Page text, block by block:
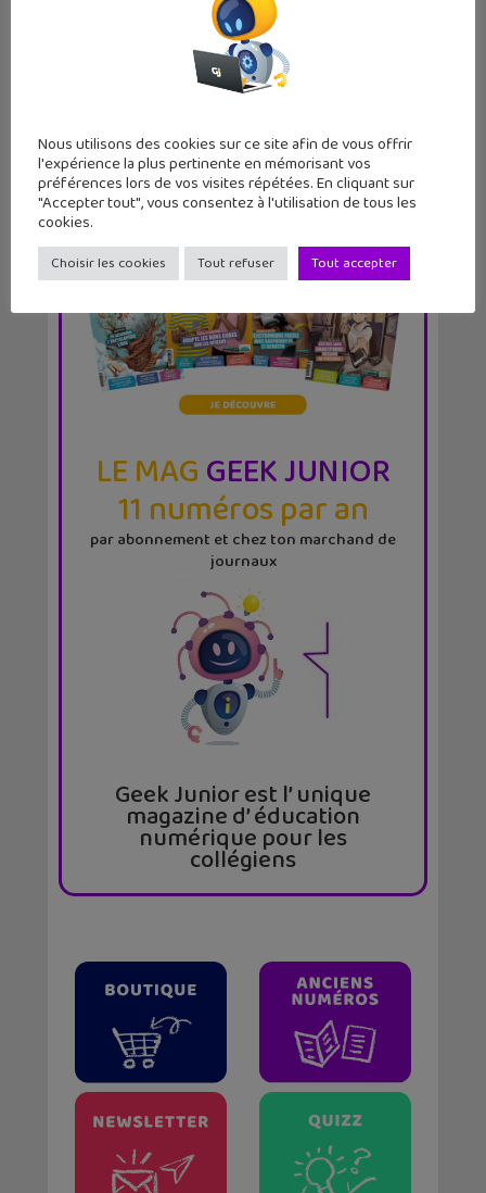
LE MAGGEEK JUNIOR
11 numéros par an
par abonnement et chez ton marchand de
journaux
Geek Junior est l’ unique
magazine d’ éducation
numérique pour les
collégiens
Nous utilisons des cookies sur ce site afin de vous offrir
l'expérience la plus pertinente en mémorisant vos
préférences lors de vos visites répétées. En cliquant sur
"Accepter tout", vous consentez à l'utilisation de tous les
cookies.
Choisir les cookies Tout refuser Tout accepter